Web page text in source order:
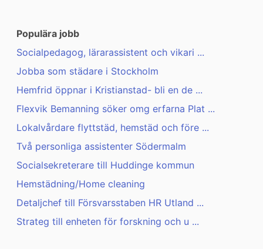
Populära jobb
Socialpedagog, lärarassistent och vikari ...
Jobba som städare i Stockholm
Hemfrid öppnar i Kristianstad- bli en de ...
Flexvik Bemanning söker omg erfarna Plat ...
Lokalvårdare flyttstäd, hemstäd och före ...
Två personliga assistenter Södermalm
Socialsekreterare till Huddinge kommun
Hemstädning/Home cleaning
Detaljchef till Försvarsstaben HR Utland ...
Strateg till enheten för forskning och u ...